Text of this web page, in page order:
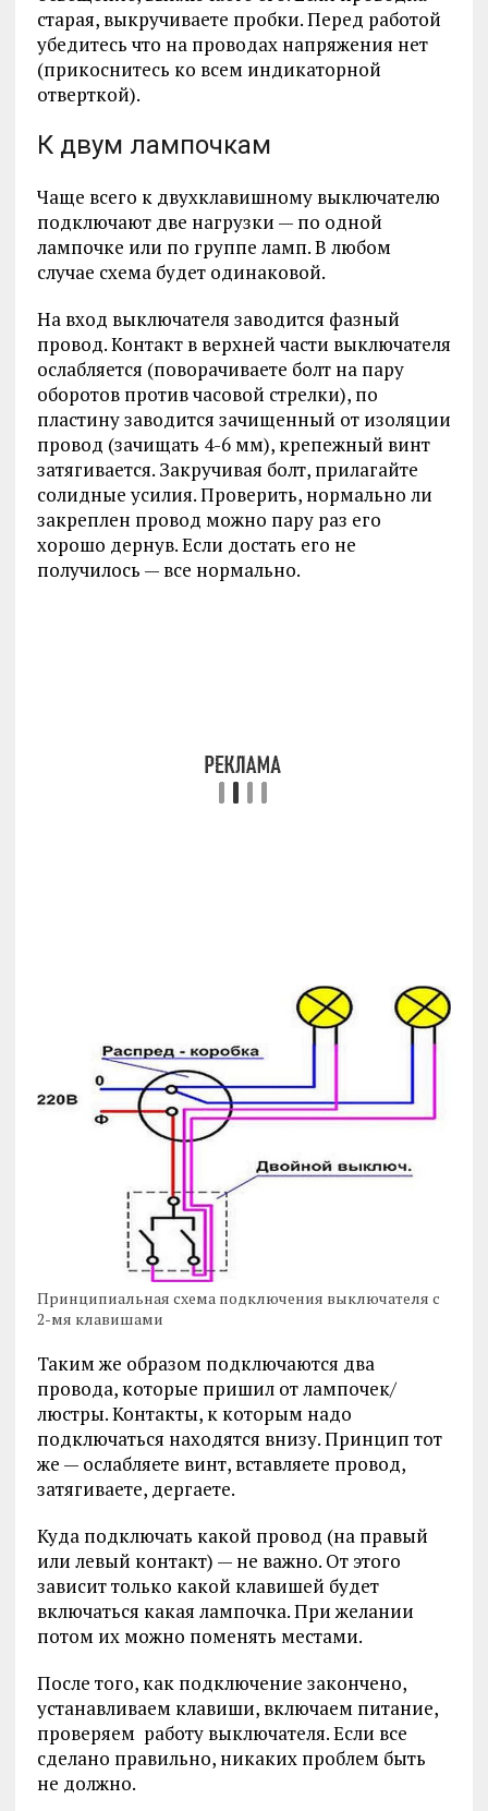
старая, выкручиваете пробки. Перед работой
убедитесь что на проводах напряжения нет
(прикоснитесь ко всем индикаторной
отверткой).
К двум лампочкам
Чаще всего к двухклавишному выключателю
подключают две нагрузки — по одной
лампочке или по группе ламп. В любом
случае схема будет одинаковой.
На вход выключателя заводится фазный
провод. Контакт в верхней части выключателя
ослабляется (поворачиваете болт на пару
оборотов против часовой стрелки), по
пластину заводится зачищенный от изоляции
провод (зачищать 4-6 мм), крепежный винт
затягивается. Закручивая болт, прилагайте
солидные усилия. Проверить, нормально ли
закреплен провод можно пару раз его
хорошо дернув. Если достать его не
получилось — все нормально.
Принципиальная схема подключения выключателя с
2-мя клавишами
Таким же образом подключаются два
провода, которые пришил от лампочек/
люстры. Контакты, к которым надо
подключаться находятся внизу. Принцип тот
же — ослабляете винт, вставляете провод,
затягиваете, дергаете.
Куда подключать какой провод (на правый
или левый контакт) — не важно. От этого
зависит только какой клавишей будет
включаться какая лампочка. При желании
потом их можно поменять местами.
После того, как подключение закончено,
устанавливаем клавиши, включаем питание,
проверяем работу выключателя. Если все
сделано правильно, никаких проблем быть
не должно.